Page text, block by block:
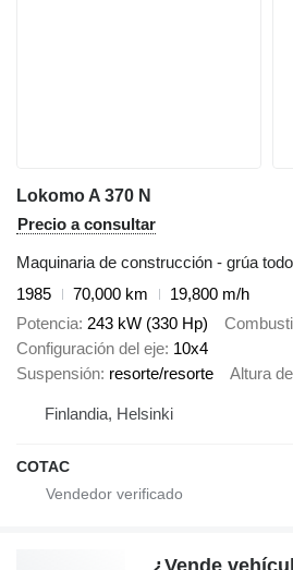
Lokomo A 370 N
Precio a consultar
Maquinaria de construcción - grúa
1985
70,000 km
19,800 m/h
Potencia 243 kW (330 Hp)
Configuración del eje 10x4
Suspensión resorte/resorte Altura
Finlandia, Helsinki
COTAC